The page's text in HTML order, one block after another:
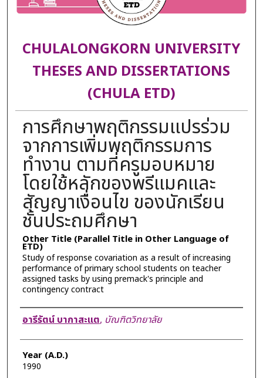
CHULALONGKORN UNIVERSITY
THESES AND DISSERTATIONS
(CHULA ETD)
การศึกษาพฤติกรรมแปรร่วม
จากการเพิ่มพฤติกรรมการ
ทำงาน ตามที่ครูมอบหมาย
โดยใช้หลักของพรีแมคและ
สัญญาเงื่อนไข ของนักเรียน
ชั้นประถมศึกษา
Other Title (Parallel Title in Other Language of
ETD)
Study of response covariation as a result of increasing
performance of primary school students on teacher
assigned tasks by using premack's principle and
contingency contract
Author
อารีรัตน์ บากาสะแต, บัณฑิตวิทยาลัย
Year (A.D.)
1990